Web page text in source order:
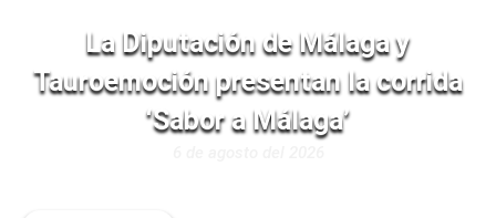
La Diputación de Málaga y
Tauroemoción presentan la corrida
‘Sabor a Málaga’